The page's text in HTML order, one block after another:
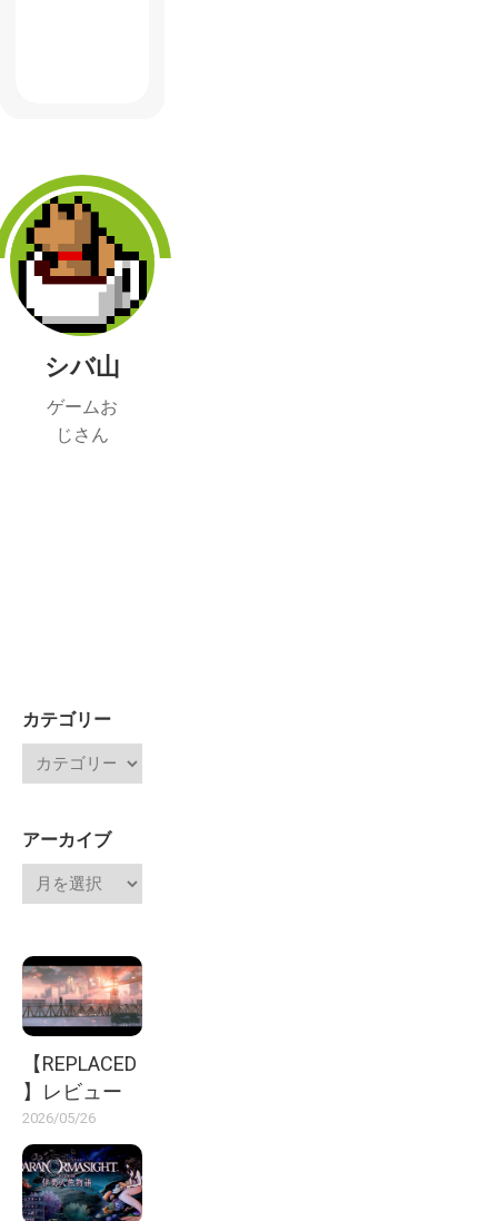
シバ山
ゲームお
じさん
カテゴリー
アーカイブ
【REPLACED
】レビュー
2026/05/26